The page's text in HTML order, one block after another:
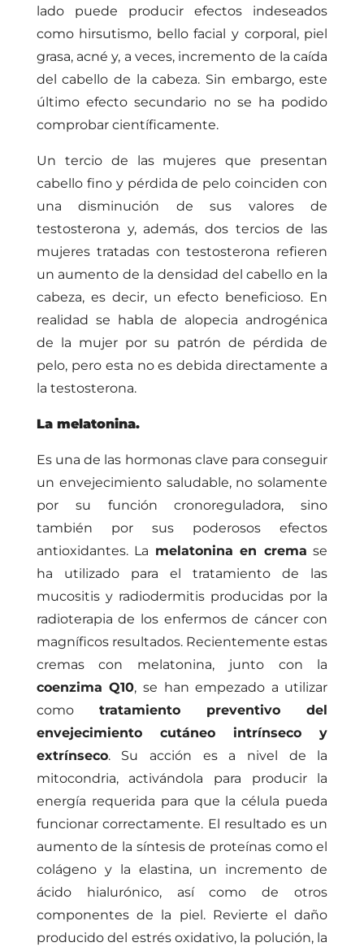
lado puede producir efectos indeseados
como hirsutismo, bello facial y corporal, piel
grasa, acné y, a veces, incremento de la caída
del cabello de la cabeza. Sin embargo, este
último efecto secundario no se ha podido
comprobar científicamente.
Un tercio de las mujeres que presentan
cabello fino y pérdida de pelo coinciden con
una disminución de sus valores de
testosterona y, además, dos tercios de las
mujeres tratadas con testosterona refieren
un aumento de la densidad del cabello en la
cabeza, es decir, un efecto beneficioso. En
realidad se habla de alopecia androgénica
de la mujer por su patrón de pérdida de
pelo, pero esta no es debida directamente a
la testosterona.
La melatonina.
Es una de las hormonas clave para conseguir
un envejecimiento saludable, no solamente
por su función cronoreguladora, sino
también por sus poderosos efectos
antioxidantes. La melatonina en crema se
ha utilizado para el tratamiento de las
mucositis y radiodermitis producidas por la
radioterapia de los enfermos de cáncer con
magníficos resultados. Recientemente estas
cremas con melatonina, junto con la
coenzima Q10, se han empezado a utilizar
como tratamiento preventivo del
envejecimiento cutáneo intrínseco y
extrínseco. Su acción es a nivel de la
mitocondria, activándola para producir la
energía requerida para que la célula pueda
funcionar correctamente. El resultado es un
aumento de la síntesis de proteínas como el
colágeno y la elastina, un incremento de
ácido hialurónico, así como de otros
componentes de la piel. Revierte el daño
producido del estrés oxidativo, la polución, la